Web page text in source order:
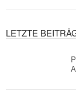
LETZTE